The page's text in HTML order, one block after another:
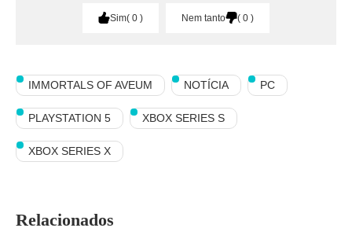
Sim 0 Nem tanto 0
IMMORTALS OF AVEUM NOTÍCIA PC
PLAYSTATION 5 XBOX SERIES S
XBOX SERIES X
Relacionados